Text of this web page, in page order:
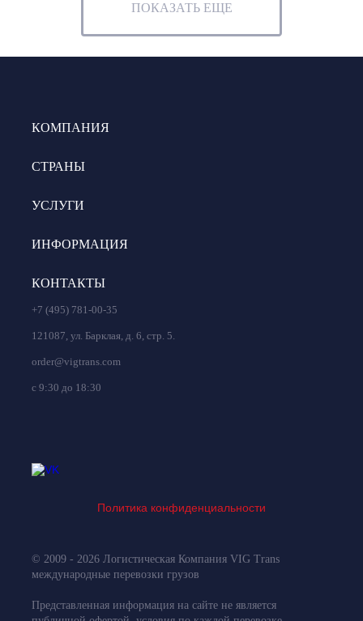
ПОКАЗАТЬ ЕЩЕ
КОМПАНИЯ
СТРАНЫ
УСЛУГИ
ИНФОРМАЦИЯ
КОНТАКТЫ
+7 (495) 781-00-35
121087, ул. Барклая, д. 6, стр. 5.
order@vigtrans.com
с 9:30 до 18:30
Политика конфиденциальности
© 2009 - 2026 Логистическая Компания VIG Trans
международные перевозки грузов
Представленная информация на сайте не является